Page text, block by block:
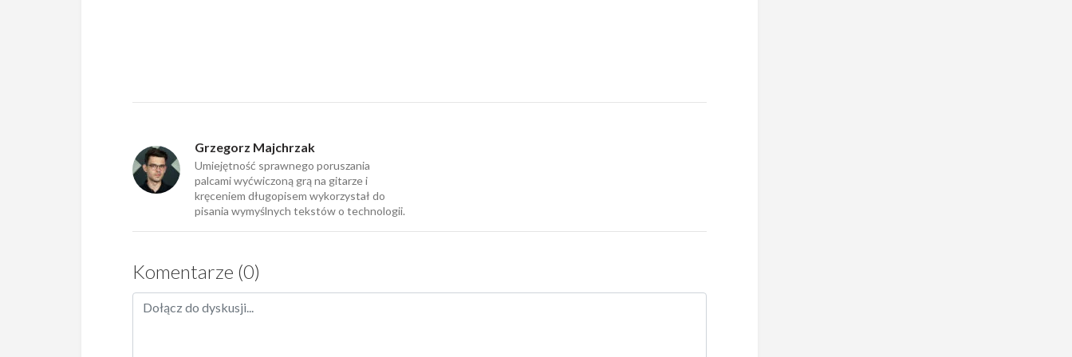
Grzegorz Majchrzak
Umiejętność sprawnego poruszania
palcami wyćwiczoną grą na gitarze i
kręceniem długopisem wykorzystał do
pisania wymyślnych tekstów o technologii.
Komentarze (0)